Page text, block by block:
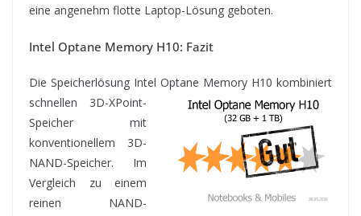
eine angenehm flotte Laptop-Lösung geboten.
Intel Optane Memory H10: Fazit
Die Speicherlösung Intel Optane Memory H10 kombiniert
schnellen 3D-XPoint-
Speicher mit
konventionellem 3D-
NAND-Speicher. Im
Vergleich zu einem
reinen NAND-